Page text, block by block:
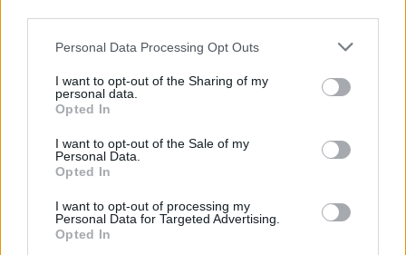
Please note that this website/app uses one or more Google
not limited to your visit or usage behaviour. You may click to
grant or deny consent to Google and its third-party tags to
use your data for below specified purposes in below Google
consent section.
Personal Data Processing Opt Outs
I want to opt-out of the Sharing of my
personal data.
Opted In
I want to opt-out of the Sale of my
Personal Data.
Opted In
I want to opt-out of processing my
Personal Data for Targeted Advertising.
Opted In
Szórakozás:A földrajzi és a nyelvi akadályokon is
átléphetünk, ha eléggé szenvedélyesek vagyunk egy
téma iránt!
@becauseimmissy_ #funny
#loveisland@Slunky♬ original sound -
Missy